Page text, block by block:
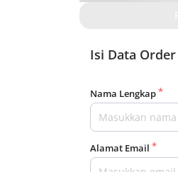
Isi Data Order
Nama Lengkap
Alamat Email